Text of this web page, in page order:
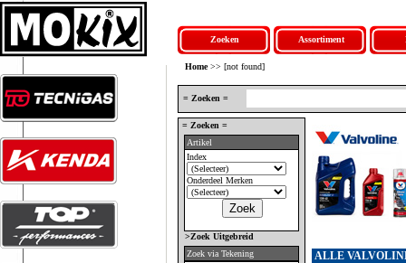
Zoeken Assortiment
Home>> [not found]
= Zoeken =
= Zoeken =
Artikel
Index
Onderdeel Merken
>Zoek Uitgebreid
Zoek via Tekening
ALLE